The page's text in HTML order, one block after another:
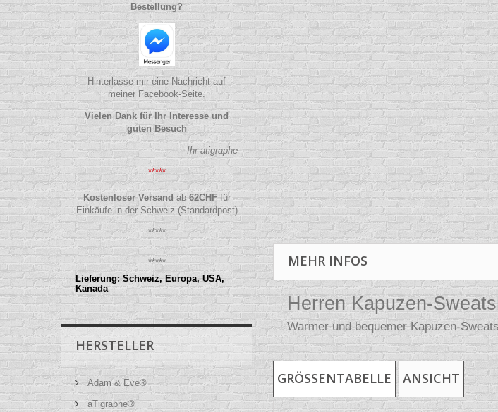
Bestellung?
Hinterlasse mir eine Nachricht auf
meiner Facebook-Seite.
Vielen Dank für Ihr Interesse und
guten Besuch
Ihr atigraphe
*****
Kostenloser Versandab62CHFfür
Einkäufe in der Schweiz (Standardpost)
*****
*****
Lieferung: Schweiz, Europa, USA,
Kanada
HERSTELLER
Adam & Eve®
aTigraphe®
MEHR INFOS
Herren Kapuzen-
Warmer und bequemer Kapuzen-
GRÖSSENTABELLE ANSICHT